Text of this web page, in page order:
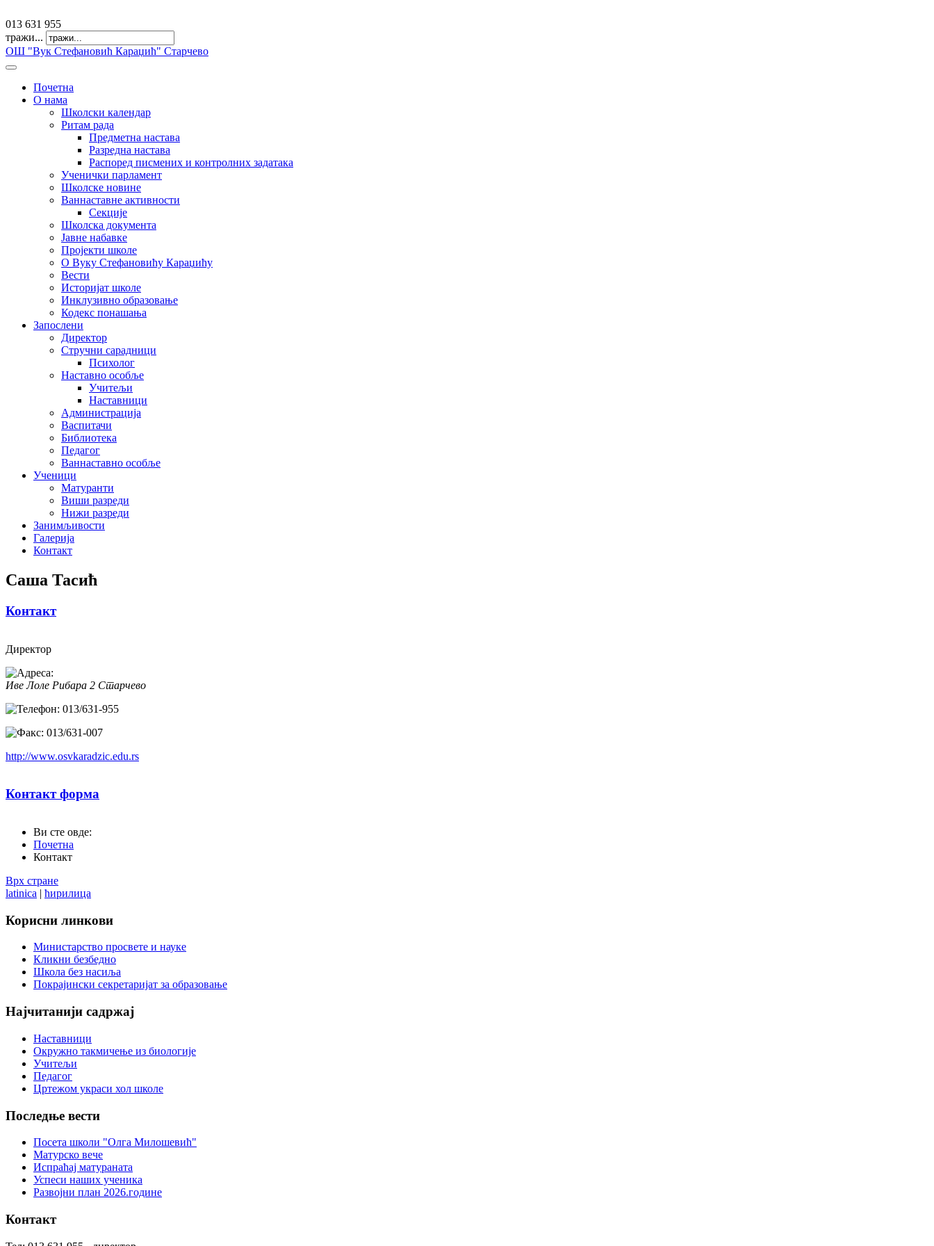
013 631 955
тражи...
ОШ "Вук Стефановић Караџић" Старчево
Почетна
О нама
Школски календар
Ритам рада
Предметна настава
Разредна настава
Распоред писмених и контролних задатака
Ученички парламент
Школске новине
Ваннаставне активности
Секције
Школска документа
Јавне набавке
Пројекти школе
О Вуку Стефановићу Караџићу
Вести
Историјат школе
Инклузивно образовање
Кодекс понашања
Запослени
Директор
Стручни сарадници
Психолог
Наставно особље
Учитељи
Наставници
Администрација
Васпитачи
Библиотека
Педагог
Ваннаставно особље
Ученици
Матуранти
Виши разреди
Нижи разреди
Занимљивости
Галерија
Контакт
Саша Тасић
Контакт
Директор
Иве Лоле Рибара 2 Старчево
013/631-955
013/631-007
http://www.osvkaradzic.edu.rs
Контакт форма
Пошаљите електронску поруку. Сва поља означена звездицом * морају бити унешена.
Ел. пошта
Пошаљите копију себи
Captcha*
Пошаљи
Ви сте овде:
Почетна
Контакт
Врх стране
latinica | ћирилица
Корисни линкови
Министарство просвете и науке
Кликни безбедно
Школа без насиља
Покрајински секретаријат за образовање
Најчитанији садржај
Наставници
Окружно такмичење из биологије
Учитељи
Педагог
Цртежом украси хол школе
Последње вести
Посета школи "Олга Милошевић"
Матурско вече
Испраћај матураната
Успеси наших ученика
Развојни план 2026.године
Контакт